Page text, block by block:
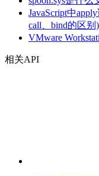
JavaScript中
call、bind的区别)
VMware
相关API